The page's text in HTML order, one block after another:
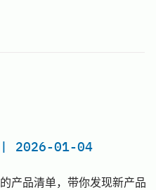
2026-01-04
品清单，带你发现新产品